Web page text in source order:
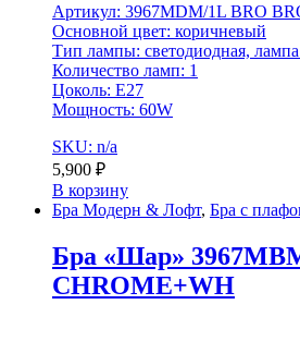
Артикул: 3967MDM/1L BRO
Основной цвет: коричневый
Тип лампы: светодиодная,
Количество ламп: 1
Цоколь: E27
Мощность: 60W
SKU: n/a
5,900 ₽
В корзину
Бра Модерн & Лофт, Бра с
Бра «Шар»
CHROME+WH